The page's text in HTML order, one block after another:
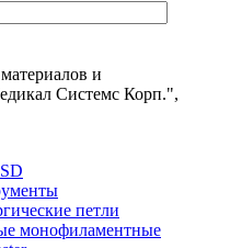
и
Системс Корп.",
петли
монофиламентные